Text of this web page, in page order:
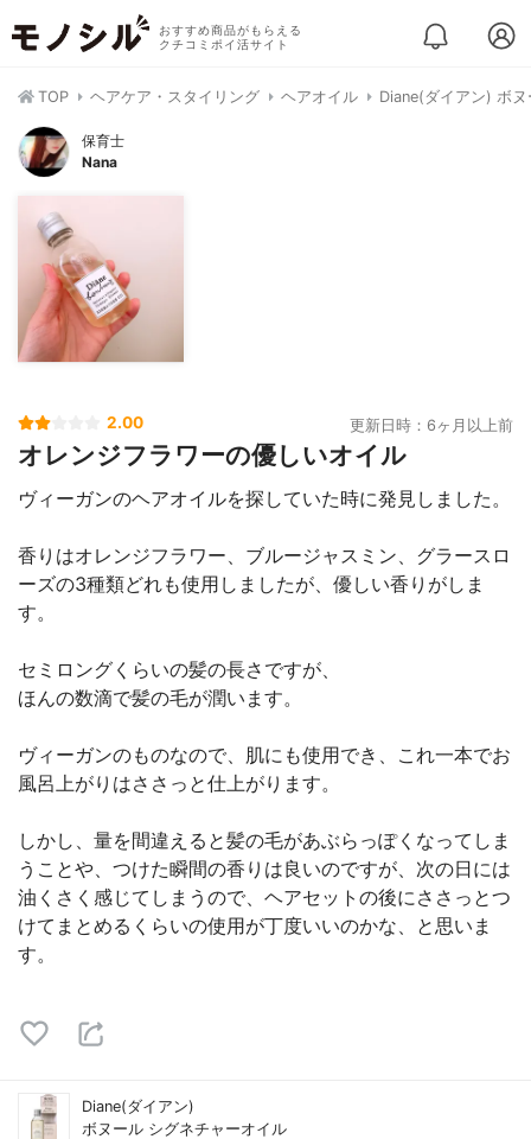
おすすめ商品がもらえる
クチコミポイ活サイト
TOP ヘアケア・スタイリング ヘアオイル Diane(ダイアン) ボ
保育士
Nana
2.00 更新日時：6ヶ月以上前
オレンジフラワーの優しいオイル
ヴィーガンのヘアオイルを探していた時に発見しました。
香りはオレンジフラワー、ブルージャスミン、グラースロ
ーズの3種類どれも使用しましたが、優しい香りがしま
す。
セミロングくらいの髪の長さですが、
ほんの数滴で髪の毛が潤います。
ヴィーガンのものなので、肌にも使用でき、これ一本でお
風呂上がりはささっと仕上がります。
しかし、量を間違えると髪の毛があぶらっぽくなってしま
うことや、つけた瞬間の香りは良いのですが、次の日には
油くさく感じてしまうので、ヘアセットの後にささっとつ
けてまとめるくらいの使用が丁度いいのかな、と思いま
す。
Diane(ダイアン)
ボヌール シグネチャーオイル